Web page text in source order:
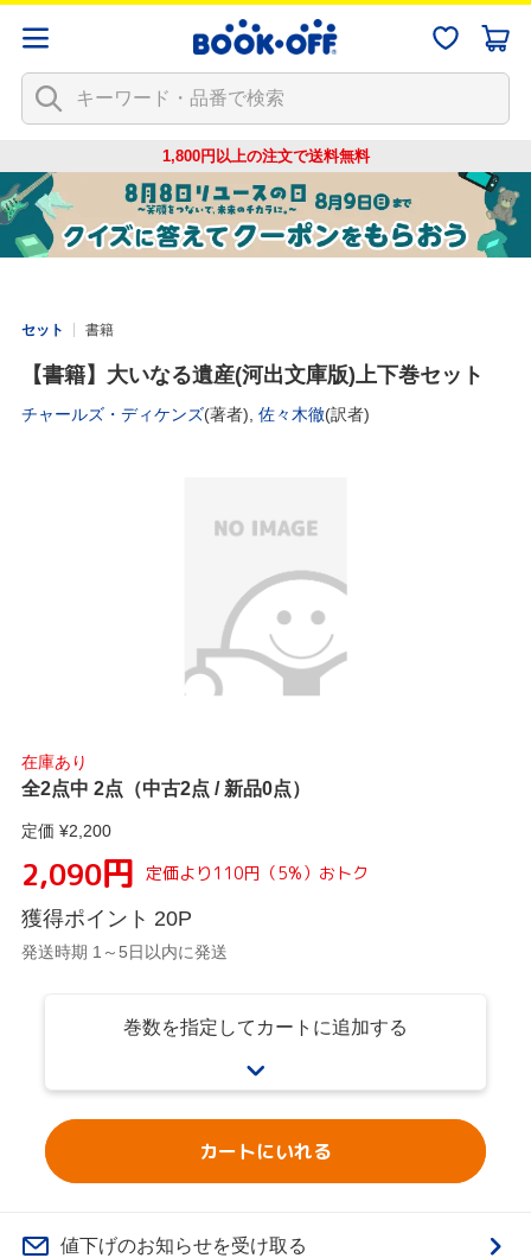
1,800円以上の注文で送料無料
セット 書籍
【書籍】大いなる遺産(河出文庫版)上下巻セット
チャールズ・ディケンズ(著者), 佐々木徹(訳者)
在庫あり
全2点中 2点（中古2点 / 新品0点）
定価 ¥2,200
2,090円 定価より 110円 （5%） おトク
獲得ポイント 20P
発送時期 1～5日以内に発送
巻数を指定してカートに追加する
カートにいれる
値下げのお知らせを受け取る